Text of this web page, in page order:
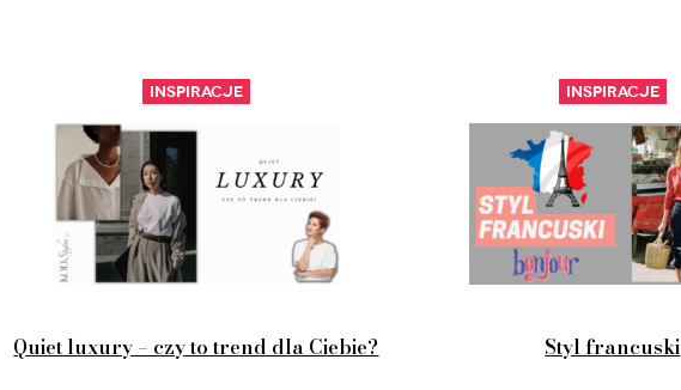
Inspiracje
Quiet luxury – czy to trend dla Ciebie?
Inspiracje
Styl francuski